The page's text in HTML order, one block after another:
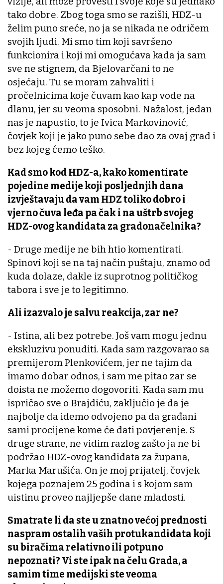
tako dobre. Zbog toga smo se razišli, HDZ-u
želim puno sreće, no ja se nikada ne odričem
svojih ljudi. Mi smo tim koji savršeno
funkcionira i koji mi omogućava kada ja sam
sve ne stignem, da Bjelovarčani to ne
osjećaju. Tu se moram zahvaliti i
pročelnicima koje čuvam kao kap vode na
dlanu, jer su veoma sposobni. Nažalost, jedan
nas je napustio, to je Ivica Markovinović,
čovjek koji je jako puno sebe dao za ovaj grad i
bez kojeg ćemo teško.
Kad smo kod HDZ-a, kako komentirate
pojedine medije koji posljednjih dana
izvještavaju da vam HDZ toliko dobro i
vjerno čuva leđa pa čak i na uštrb svojeg
HDZ-ovog kandidata za gradonačelnika?
- Druge medije ne bih htio komentirati.
Spinovi koji se na taj način puštaju, znamo od
kuda dolaze, dakle iz suprotnog političkog
tabora i sve je to legitimno.
Ali izazvalo je salvu reakcija, zar ne?
- Istina, ali bez potrebe. Još vam mogu jednu
ekskluzivu ponuditi. Kada sam razgovarao sa
premijerom Plenkovićem, jer ne tajim da
imamo dobar odnos, i sam me pitao zar se
doista ne možemo dogovoriti. Kada sam mu
ispričao sve o Brajdiću, zaključio je da je
najbolje da idemo odvojeno pa da građani
sami procijene kome će dati povjerenje. S
druge strane, ne vidim razlog zašto ja ne bi
podržao HDZ-ovog kandidata za župana,
Marka Marušića. On je moj prijatelj, čovjek
kojega poznajem 25 godina i s kojom sam
uistinu proveo najljepše dane mladosti.
Smatrate li da ste u znatno većoj prednosti
naspram ostalih vaših protukandidata koji
su biračima relativno ili potpuno
nepoznati? Vi ste ipak na čelu Grada, a
samim time medijski ste veoma